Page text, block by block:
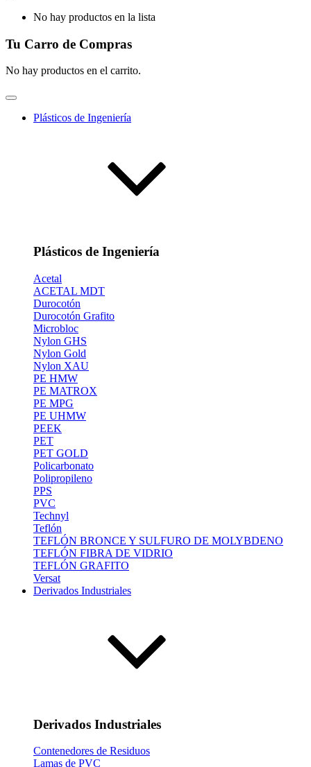
No hay productos en la lista
Tu Carro de Compras
No hay productos en el carrito.
Plásticos de Ingeniería
Plásticos de Ingeniería
Acetal
ACETAL MDT
Durocotón
Durocotón Grafito
Microbloc
Nylon GHS
Nylon Gold
Nylon XAU
PE HMW
PE MATROX
PE MPG
PE UHMW
PEEK
PET
PET GOLD
Policarbonato
Polipropileno
PPS
PVC
Technyl
Teflón
TEFLÓN BRONCE Y SULFURO DE MOLYBDENO
TEFLÓN FIBRA DE VIDRIO
TEFLÓN GRAFITO
Versat
Derivados Industriales
Derivados Industriales
Contenedores de Residuos
Lamas de PVC